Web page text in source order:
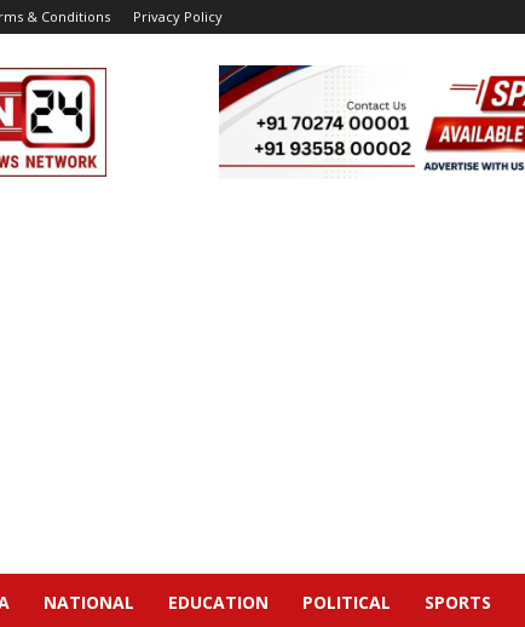
& Conditions Privacy Policy
IBN
24
News
NATIONAL EDUCATION POLITICAL SPORTS